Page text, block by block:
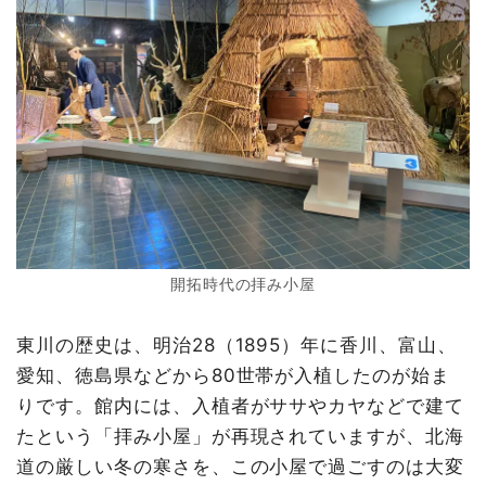
開拓時代の拝み小屋
東川の歴史は、明治28（1895）年に香川、富山、
愛知、徳島県などから80世帯が入植したのが始ま
りです。館内には、入植者がササやカヤなどで建て
たという「拝み小屋」が再現されていますが、北海
道の厳しい冬の寒さを、この小屋で過ごすのは大変